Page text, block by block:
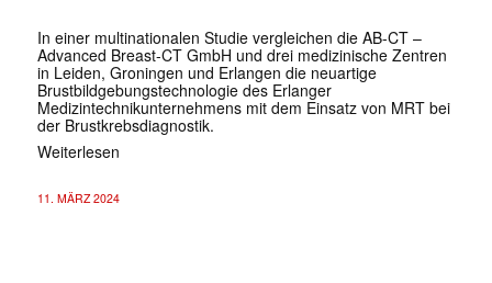
In einer multinationalen Studie vergleichen die AB-CT –
Advanced Breast-CT GmbH und drei medizinische Zentren
in Leiden, Groningen und Erlangen die neuartige
Brustbildgebungstechnologie des Erlanger
Medizintechnikunternehmens mit dem Einsatz von MRT bei
der Brustkrebsdiagnostik.
Weiterlesen
11. MÄRZ 2024